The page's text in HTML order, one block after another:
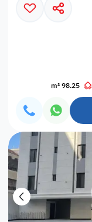
98.25 m²